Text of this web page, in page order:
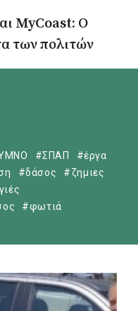
MyCoast: Ο
των πολιτών
#ΣΠΑΠ
#έργα
#δάσος
#ζημιες
#φωτιά